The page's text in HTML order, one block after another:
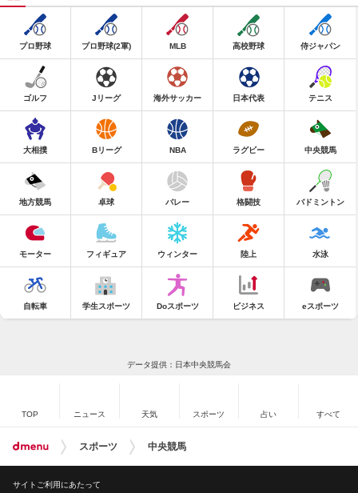
プロ野球 プロ野球(2軍) MLB 高校野球 侍ジャパン
ゴルフ Jリーグ 海外サッカー 日本代表 テニス
大相撲 Bリーグ NBA ラグビー 中央競馬
地方競馬 卓球 バレー 格闘技 バドミントン
モーター フィギュア ウィンター 陸上 水泳
自転車 学生スポーツ Doスポーツ ビジネス eスポーツ
データ提供：日本中央競馬会
TOP ニュース 天気 スポーツ 占い すべて
スポーツ 中央競馬
サイトご利用にあたって